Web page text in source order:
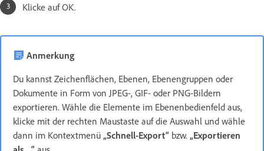
Klicke auf OK.
Anmerkung
Du kannst Zeichenflächen, Ebenen, Ebenengruppen oder
Dokumente in Form von JPEG-, GIF- oder PNG-Bildern
exportieren. Wähle die Elemente im Ebenenbedienfeld aus,
klicke mit der rechten Maustaste auf die Auswahl und wähle
dann im Kontextmenü „Schnell-Export“ bzw. „Exportieren